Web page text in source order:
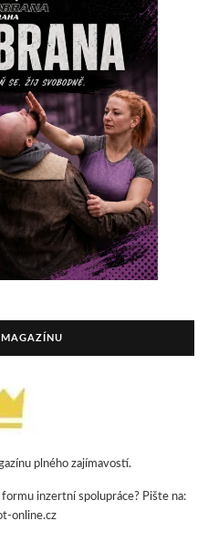
plného zajímavostí.
inzertní spolupráce? Pište na:
online.cz